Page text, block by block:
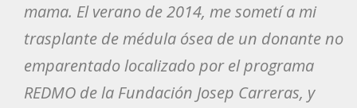
mama. El verano de 2014, me sometí a mi
trasplante de médula ósea de un donante no
emparentado localizado por el programa
REDMO de la Fundación Josep Carreras, y